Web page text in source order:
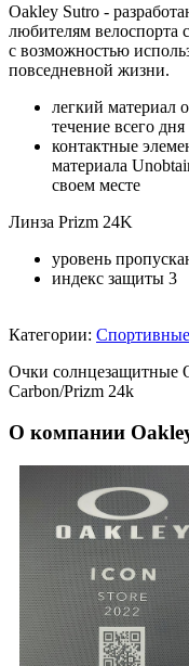
Oakley Sutro -
любителям
с возможностью
повседневной жизни.
легкий материал
течение всего дня
контактные
материала
своем месте
Линза Prizm 24K
уровень
индекс защиты 3
Категории:
Очки солнцезащитные
Carbon/Prizm 24k
О компании